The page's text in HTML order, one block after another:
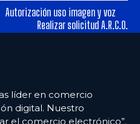
Autorización uso imagen y voz
Realizar solicitud A.R.C.O.
líder en comercio
digital. Nuestro
el comercio electrónico”.